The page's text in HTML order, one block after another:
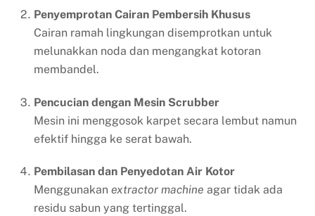
Penyemprotan Cairan Pembersih Khusus
Cairan ramah lingkungan disemprotkan untuk
melunakkan noda dan mengangkat kotoran
membandel.
Pencucian dengan Mesin Scrubber
Mesin ini menggosok karpet secara lembut namun
efektif hingga ke serat bawah.
Pembilasan dan Penyedotan Air Kotor
Menggunakan extractor machine agar tidak ada
residu sabun yang tertinggal.